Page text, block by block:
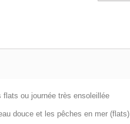
ou journée très ensoleillée
douce et les pêches en mer (flats)